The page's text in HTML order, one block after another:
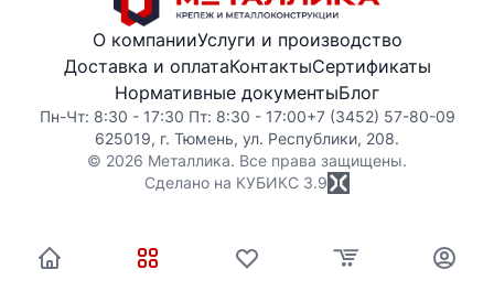
О компанииУслуги и производство
Доставка и оплатаКонтактыСертификаты
Нормативные документыБлог
Пн-Чт: 8:30 - 17:30 Пт: 8:30 - 17:00+7 (3452) 57-80-09
625019, г. Тюмень, ул. Республики, 208.
© 2026 Металлика. Все права защищены.
Сделано на КУБИКС 3.9